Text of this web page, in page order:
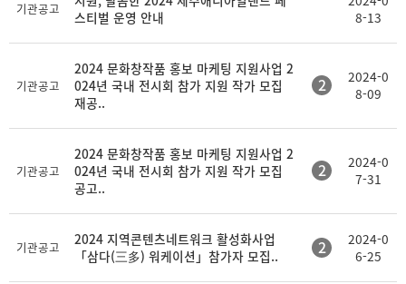
기관공고
스티벌 운영 안내
8-13
기관공고
2024 문화창작품 홍보 마케팅 지원사업 2
024년 국내 전시회 참가 지원 작가 모집
재공..
2
2024-0
8-09
기관공고
2024 문화창작품 홍보 마케팅 지원사업 2
024년 국내 전시회 참가 지원 작가 모집
공고..
2
2024-0
7-31
기관공고
2024 지역콘텐츠네트워크 활성화사업
「삼다(三多) 워케이션」참가자 모집..
2
2024-0
6-25